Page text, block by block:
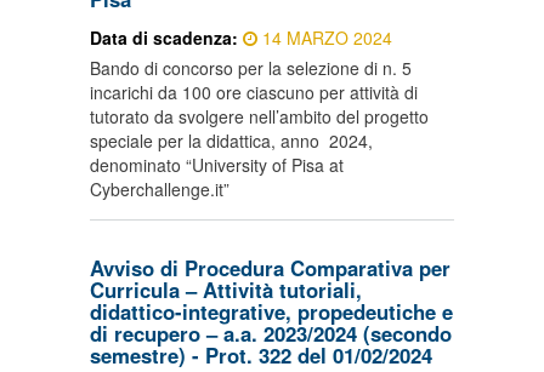
Data di scadenza:
14 MARZO 2024
Bando di concorso per la selezione di n. 5
incarichi da 100 ore ciascuno per attività di
tutorato da svolgere nell’ambito del progetto
speciale per la didattica, anno 2024,
denominato “University of Pisa at
Cyberchallenge.it”
Avviso di Procedura Comparativa per
Curricula – Attività tutoriali,
didattico-integrative, propedeutiche e
di recupero – a.a. 2023/2024 (secondo
semestre) - Prot. 322 del 01/02/2024